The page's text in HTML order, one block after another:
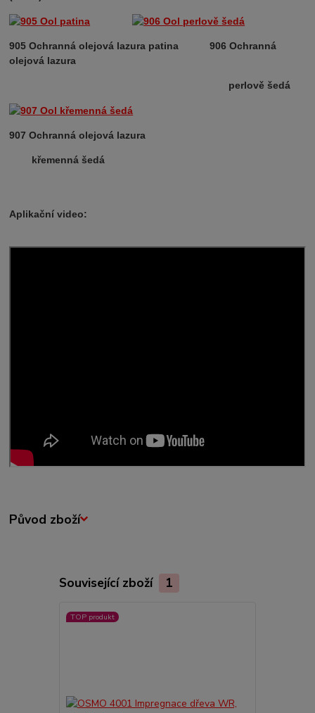
905 Ochranná olejová lazura patina 906 Ochranná
olejová lazura
perlově šedá
907 Ochranná olejová lazura
křemenná šedá
Aplikační video:
Původ zboží
Související zboží 1
TOP produkt